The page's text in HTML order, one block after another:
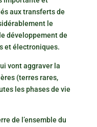
aux transferts de
le
développement de
et électroniques.
vont aggraver la
(terres rares,
les phases de vie
de l’ensemble du